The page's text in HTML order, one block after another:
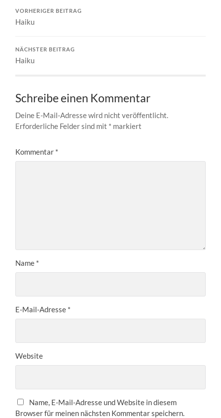
VORHERIGER BEITRAG
Haiku
NÄCHSTER BEITRAG
Haiku
Schreibe einen Kommentar
Deine E-Mail-Adresse wird nicht veröffentlicht.
Erforderliche Felder sind mit * markiert
Kommentar *
Name *
E-Mail-Adresse *
Website
Name, E-Mail-Adresse und Website in diesem
Browser für meinen nächsten Kommentar speichern.